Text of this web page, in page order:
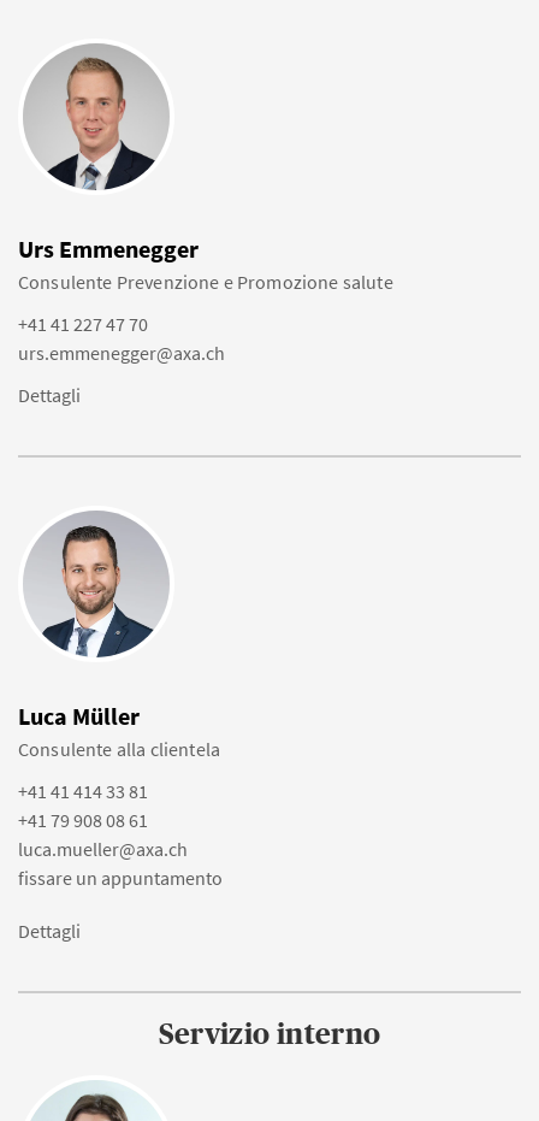
Urs Emmenegger
Consulente Prevenzione e Promozione salute
+41 41 227 47 70
urs.emmenegger@axa.ch
Dettagli
Luca Müller
Consulente alla clientela
+41 41 414 33 81
+41 79 908 08 61
luca.mueller@axa.ch
fissare un appuntamento
Dettagli
Servizio interno